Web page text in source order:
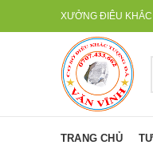
XƯỞNG ĐIÊU
TRANG CHỦ